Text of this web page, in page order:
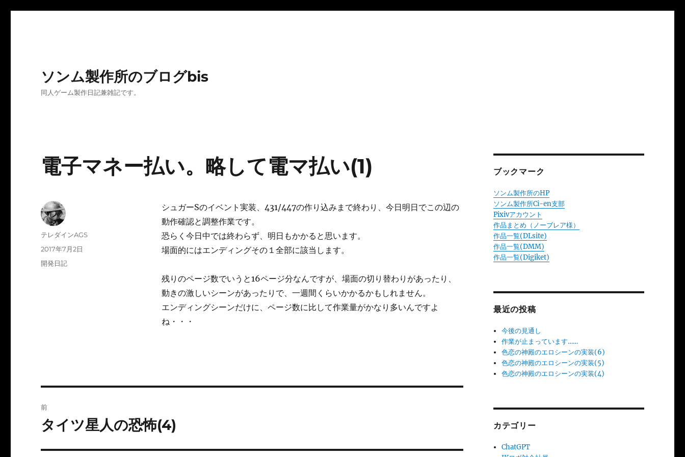
ソンム製作所のブログbis
同人ゲーム製作日記兼雑記です。
電子マネー払い。略して電マ払い(1)
シュガーSのイベント実装、431/447の作り込みまで終わり、今日明日でこの辺の
動作確認と調整作業です。
恐らく今日中では終わらず、明日もかかると思います。
場面的にはエンディングその１全部に該当します。
残りのページ数でいうと16ページ分なんですが、場面の切り替わりがあったり、
動きの激しいシーンがあったりで、一週間くらいかかるかもしれません。
エンディングシーンだけに、ページ数に比して作業量がかなり多いんですよ
ね・・・
投
テレダインAGS
投
稿
2017年7月2日
カ
開発日記
稿
前
前
投
タイツ星人の恐怖(4)
ブックマーク
ソンム製作所のHP
ソンム製作所Ci-en支部
Pixivアカウント
作品まとめ（ノーブレア様）
作品一覧(DLsite)
作品一覧(DMM)
作品一覧(Digiket)
最近の投稿
今後の見通し
作業が止まっています……
色恋の神殿のエロシーンの実装(6)
色恋の神殿のエロシーンの実装(5)
色恋の神殿のエロシーンの実装(4)
カテゴリー
ChatGPT